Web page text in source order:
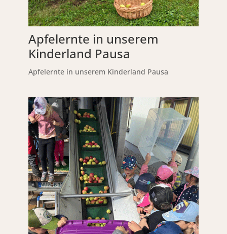
Apfelernte in unserem
Kinderland Pausa
Apfelernte in unserem Kinderland Pausa